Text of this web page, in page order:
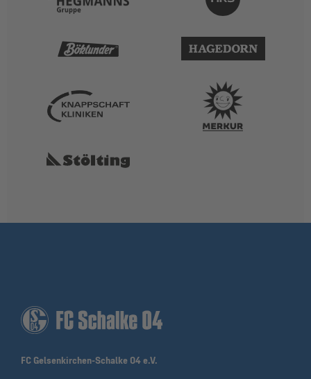
FC Gelsenkirchen-Schalke 04 e.V.